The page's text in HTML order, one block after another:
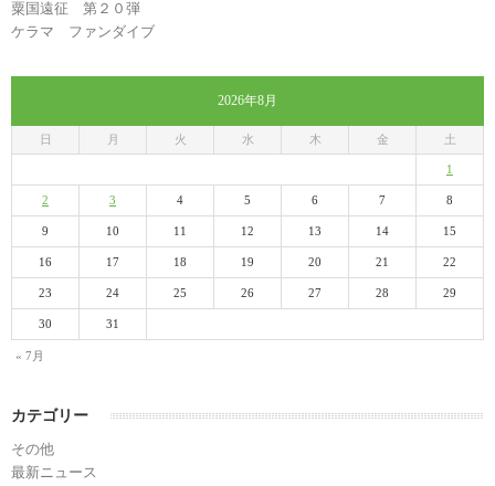
粟国遠征 第２０弾
ケラマ ファンダイブ
2026年8月
日 月 火 水 木 金 土
« 7月
1
2 3 4 5 6 7 8
9 10 11 12 13 14 15
16 17 18 19 20 21 22
23 24 25 26 27 28 29
30 31
カテゴリー
その他
最新ニュース